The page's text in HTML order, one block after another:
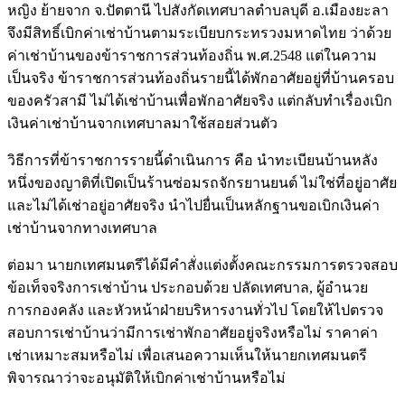
หญิง ย้ายจาก จ.ปัตตานี ไปสังกัดเทศบาลตำบลบุดี อ.เมืองยะลา
จึงมีสิทธิ์เบิกค่าเช่าบ้านตามระเบียบกระทรวงมหาดไทย ว่าด้วย
ค่าเช่าบ้านของข้าราชการส่วนท้องถิ่น พ.ศ.2548 แต่ในความ
เป็นจริง ข้าราชการส่วนท้องถิ่นรายนี้ได้พักอาศัยอยู่ที่บ้านครอบ
ของครัวสามี ไม่ได้เช่าบ้านเพื่อพักอาศัยจริง แต่กลับทำเรื่องเบิก
เงินค่าเช่าบ้านจากเทศบาลมาใช้สอยส่วนตัว
วิธีการที่ข้าราชการรายนี้ดำเนินการ คือ นำทะเบียนบ้านหลัง
หนึ่งของญาติที่เปิดเป็นร้านซ่อมรถจักรยานยนต์ ไม่ใช่ที่อยู่อาศัย
และไม่ได้เช่าอยู่อาศัยจริง นำไปยื่นเป็นหลักฐานขอเบิกเงินค่า
เช่าบ้านจากทางเทศบาล
ต่อมา นายกเทศมนตรีได้มีคำสั่งแต่งตั้งคณะกรรมการตรวจสอบ
ข้อเท็จจริงการเช่าบ้าน ประกอบด้วย ปลัดเทศบาล, ผู้อำนวย
การกองคลัง และหัวหน้าฝ่ายบริหารงานทั่วไป โดยให้ไปตรวจ
สอบการเช่าบ้านว่ามีการเช่าพักอาศัยอยู่จริงหรือไม่ ราคาค่า
เช่าเหมาะสมหรือไม่ เพื่อเสนอความเห็นให้นายกเทศมนตรี
พิจารณาว่าจะอนุมัติให้เบิกค่าเช่าบ้านหรือไม่